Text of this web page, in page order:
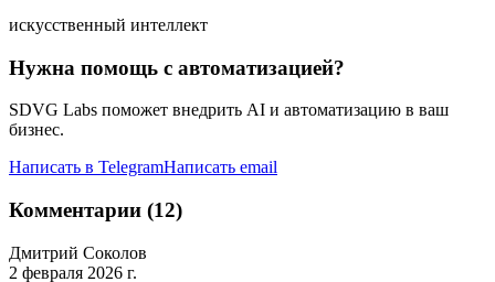
искусственный интеллект
Нужна помощь с автоматизацией?
SDVG Labs поможет внедрить AI и автоматизацию в ваш
бизнес.
Написать в TelegramНаписать email
Комментарии (12)
Дмитрий Соколов
2 февраля 2026 г.